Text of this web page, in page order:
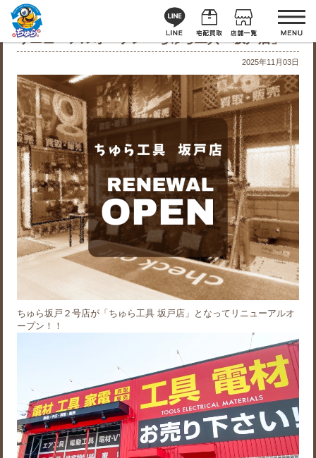
リニューアルオープン「ちゅら工具 坂戸店」
2025年11月03日
ちゅら坂戸２号店が「ちゅら工具 坂戸店」となってリニューアルオ
ープン！！